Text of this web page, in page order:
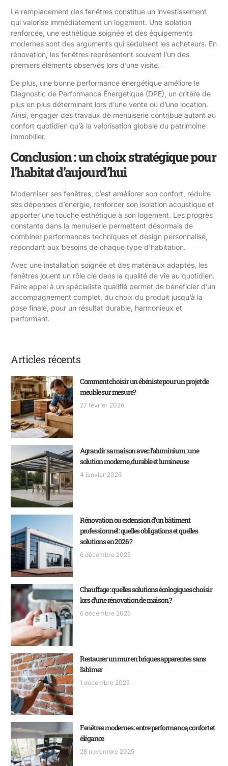
Le remplacement des fenêtres constitue un investissement
qui valorise immédiatement un logement. Une isolation
renforcée, une esthétique soignée et des équipements
modernes sont des arguments qui séduisent les acheteurs. En
rénovation, les fenêtres représentent souvent l’un des
premiers éléments observés lors d’une visite.
De plus, une bonne performance énergétique améliore le
Diagnostic de Performance Énergétique (DPE), un critère de
plus en plus déterminant lors d’une vente ou d’une location.
Ainsi, engager des travaux de menuiserie contribue autant au
confort quotidien qu’à la valorisation globale du patrimoine
immobilier.
Conclusion : un choix stratégique pour
l’habitat d’aujourd’hui
Moderniser ses fenêtres, c’est améliorer son confort, réduire
ses dépenses d’énergie, renforcer son isolation acoustique et
apporter une touche esthétique à son logement. Les progrès
constants dans la menuiserie permettent désormais de
combiner performances techniques et design personnalisé,
répondant aux besoins de chaque type d’habitation.
Avec une installation soignée et des matériaux adaptés, les
fenêtres jouent un rôle clé dans la qualité de vie au quotidien.
Faire appel à un spécialiste qualifié permet de bénéficier d’un
accompagnement complet, du choix du produit jusqu’à la
pose finale, pour un résultat durable, harmonieux et
performant.
Articles récents
Comment choisir un ébéniste pour un projet de
meuble sur mesure?
27 février 2026
Agrandir sa maison avec l’aluminium : une
solution moderne, durable et lumineuse
4 janvier 2026
Rénovation ou extension d’un bâtiment
professionnel : quelles obligations et quelles
solutions en 2026 ?
6 décembre 2025
Chauffage : quelles solutions écologiques choisir
lors d’une rénovation de maison ?
6 décembre 2025
Restaurer un mur en briques apparentes sans
l’abîmer
1 décembre 2025
Fenêtres modernes : entre performance, confort et
élégance
28 novembre 2025